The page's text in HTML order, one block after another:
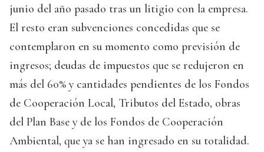
junio del año pasado tras un litigio con la empresa.
El resto eran subvenciones concedidas que se
contemplaron en su momento como previsión de
ingresos; deudas de impuestos que se redujeron en
más del 60% y cantidades pendientes de los Fondos
de Cooperación Local, Tributos del Estado, obras
del Plan Base y de los Fondos de Cooperación
Ambiental, que ya se han ingresado en su totalidad.